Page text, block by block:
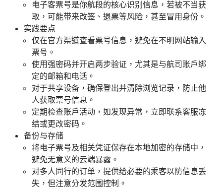
电子客票号是你航段的核心识别信息，若被不当获
取，可能带来改签、退票等风险，甚至冒用身份。
实践要点
仅在官方渠道查看票号信息，避免在不明网站输入
票号。
使用强密码并开启两步验证，尤其是与航司账户绑
定的邮箱和电话。
对于共享设备，确保登出并清除浏览记录，防止他
人获取票号信息。
定期检查账户活动，如发现异常，立即联系客服冻
结或更改密码。
备份与存储
将电子票号及相关凭证保存在本地加密的存储中，
避免无意义的云端暴露。
对多人同行的订单，提供给必要的乘客以防信息丢
失，但注意分发范围控制。